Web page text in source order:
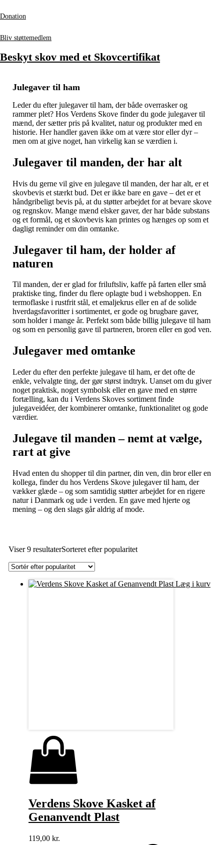
Donation
Bliv støttemedlem
Beskyt skov med et Skovcertifikat
Julegaver til ham
Leder du efter julegaver til ham, der både overrasker og
rammer plet? Hos Verdens Skove finder du gode julegaver til
mænd, der sætter pris på kvalitet, natur og produkter med en
historie. Her handler gaven ikke om at være stor eller dyr –
men om at give noget, han virkelig kan se værdien i.
Julegaver til manden, der har alt
Hvis du gerne vil give en julegave til manden, der har alt, er et
skovbevis et stærkt bud. Det er ikke bare en gave – det er et
håndgribeligt bevis på, at du støtter arbejdet for at bevare skove
og regnskov. Mange mænd elsker gaver, der har både substans
og et formål, og et skovbevis kan printes og hænges op som et
dagligt reminder om din omtanke.
Julegaver til ham, der holder af
naturen
Til manden, der er glad for friluftsliv, kaffe på farten eller små
praktiske ting, finder du flere oplagte bud i webshoppen. En
termoflaske i rustfrit stål, et emaljekrus eller en af de solide
hverdagsfavoritter i sortimentet, er gode og brugbare gaver,
som holder i mange år. Perfekt som både billig julegave til ham
og som en personlig gave til partneren, broren eller en god ven.
Julegaver med omtanke
Leder du efter den perfekte julegave til ham, er det ofte de
enkle, velvalgte ting, der gør størst indtryk. Uanset om du giver
noget praktisk, noget symbolsk eller en gave med en større
fortælling, kan du i Verdens Skoves sortiment finde
julegaveidéer, der kombinerer omtanke, funktionalitet og gode
værdier.
Julegave til manden – nemt at vælge,
rart at give
Hvad enten du shopper til din partner, din ven, din bror eller en
kollega, finder du hos Verdens Skove julegaver til ham, der
vækker glæde – og som samtidig støtter arbejdet for en rigere
natur i Danmark og ude i verden. En gave med hjerte og
mening – og den slags går aldrig af mode.
Viser 9 resultaterSorteret efter popularitet
Læg i kurv
Verdens Skove Kasket af
Genanvendt Plast
119,00 kr.